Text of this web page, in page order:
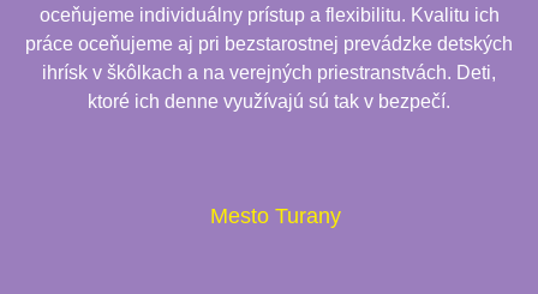
oceňujeme individuálny prístup a flexibilitu. Kvalitu ich
práce oceňujeme aj pri bezstarostnej prevádzke detských
ihrísk v škôlkach a na verejných priestranstvách. Deti,
ktoré ich denne využívajú sú tak v bezpečí.
Mesto Turany